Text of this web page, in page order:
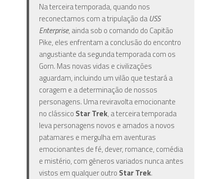
Na terceira temporada, quando nos
reconectamos com a tripulação daUSS
Enterprise, ainda sob o comando do Capitão
Pike, eles enfrentam a conclusão do encontro
angustiante da segunda temporada com os
Gorn. Mas novas vidas e civilizações
aguardam, incluindo um vilão que testará a
coragem e a determinação de nossos
personagens. Uma reviravolta emocionante
no clássico Star Trek, a terceira temporada
leva personagens novos e amados a novos
patamares e mergulha em aventuras
emocionantes de fé, dever, romance, comédia
e mistério, com gêneros variados nunca antes
vistos em qualquer outro Star Trek.